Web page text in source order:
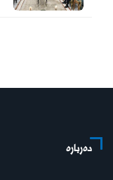
دەربارە